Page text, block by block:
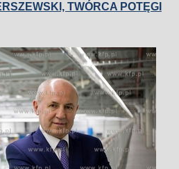
TWÓRCA POTĘGI